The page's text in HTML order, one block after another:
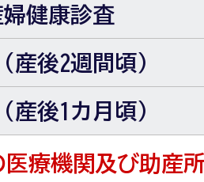
婦健康診査
産後2週間頃）
産後1カ月頃）
医療機関及び助産